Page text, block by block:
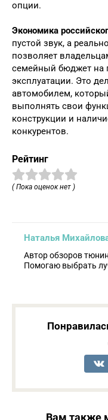
опции.
Экономика
пустой звук, а
позволяет
семейный бюджет на
эксплуатации. Это
автомобилем,
выполнять свои
конструкции и
конкурентов.
Рейтинг
( Пока оценок нет )
Наталья
Автор обзоров
Помогаю выбрать